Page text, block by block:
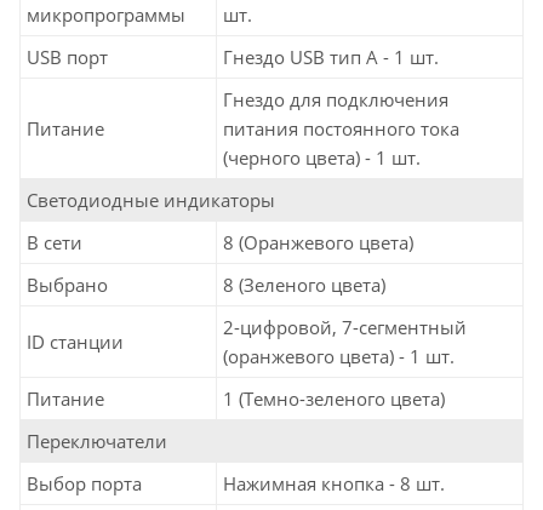
микропрограммы
шт.
USB порт
Гнездо USB тип А - 1 шт.
Питание
Гнездо для подключения
питания постоянного тока
(черного цвета) - 1 шт.
Светодиодные индикаторы
В сети
8 (Оранжевого цвета)
Выбрано
8 (Зеленого цвета)
ID станции
2-цифровой, 7-сегментный
(оранжевого цвета) - 1 шт.
Питание
1 (Темно-зеленого цвета)
Переключатели
Выбор порта
Нажимная кнопка - 8 шт.